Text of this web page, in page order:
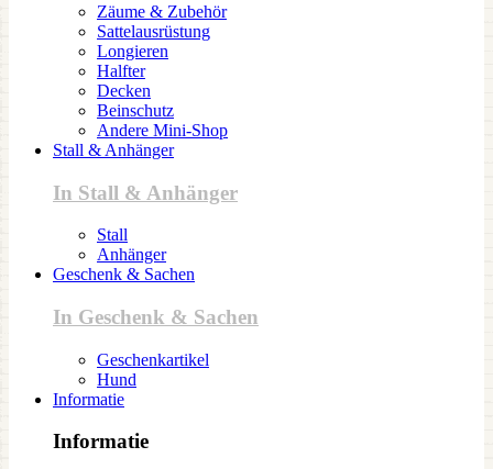
Zäume & Zubehör
Sattelausrüstung
Longieren
Halfter
Decken
Beinschutz
Andere Mini-Shop
Stall & Anhänger
In Stall & Anhänger
Stall
Anhänger
Geschenk & Sachen
In Geschenk & Sachen
Geschenkartikel
Hund
Informatie
Informatie